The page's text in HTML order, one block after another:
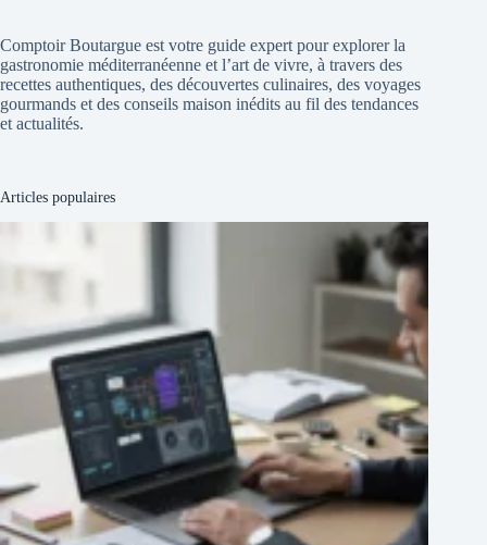
Comptoir Boutargue est votre guide expert pour explorer la
gastronomie méditerranéenne et l’art de vivre, à travers des
recettes authentiques, des découvertes culinaires, des voyages
gourmands et des conseils maison inédits au fil des tendances
et actualités.
Articles populaires